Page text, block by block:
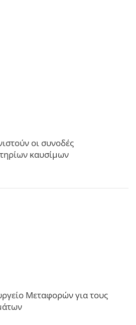
οι συνοδές
καυσίμων
Μεταφορών για τους